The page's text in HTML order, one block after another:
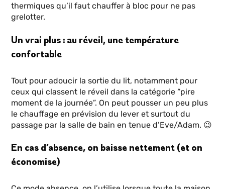
thermiques qu’il faut chauffer à bloc pour ne pas
grelotter.
Un vrai plus : au réveil, une température
confortable
Tout pour adoucir la sortie du lit, notamment pour
ceux qui classent le réveil dans la catégorie “pire
moment de la journée”. On peut pousser un peu plus
le chauffage en prévision du lever et surtout du
passage par la salle de bain en tenue d’Eve/Adam. 😉
En cas d’absence, on baisse nettement (et on
économise)